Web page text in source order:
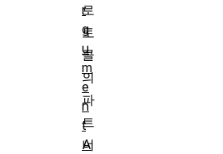
로
토
콜
의
파
트
너
r
g
u
m
e
n
t
A